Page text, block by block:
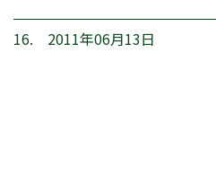
16. 2011年06月13日